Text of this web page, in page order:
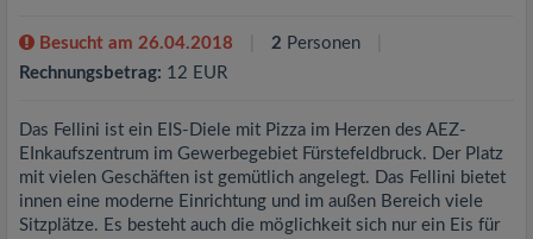
Besucht am 26.04.2018 2 Personen
Rechnungsbetrag: 12 EUR
Das Fellini ist ein EIS-Diele mit Pizza im Herzen des AEZ-
EInkaufszentrum im Gewerbegebiet Fürstefeldbruck. Der Platz
mit vielen Geschäften ist gemütlich angelegt. Das Fellini bietet
innen eine moderne Einrichtung und im außen Bereich viele
Sitzplätze. Es besteht auch die möglichkeit sich nur ein Eis für